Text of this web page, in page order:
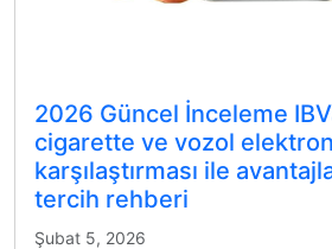
2026 Güncel İnceleme
cigarette ve vozol
karşılaştırması ile
tercih rehberi
Şubat 5, 2026